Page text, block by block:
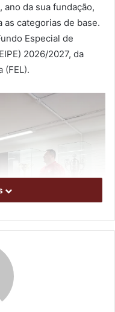
da sua fundação,
categorias de base.
Especial de
2026/2027, da
(FEL).